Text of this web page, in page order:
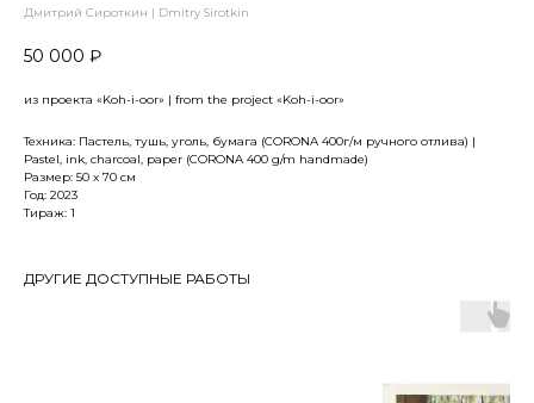
Дмитрий Сироткин | Dmitry Sirotkin
50 000 ₽
из проекта «Koh-i-oor» | from the project «Koh-i-oor»
Техника: Пастель, тушь, уголь, бумага (CORONA 400г/м ручного отлива) |
Pastel, ink, charcoal, paper (CORONA 400 g/m handmade)
Размер: 50 х 70 см
Год: 2023
Тираж: 1
ДРУГИЕ ДОСТУПНЫЕ РАБОТЫ